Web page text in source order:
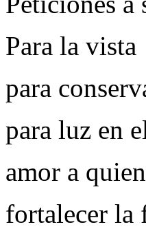
Para la vista
para
para luz en
amor a
fortalecer la